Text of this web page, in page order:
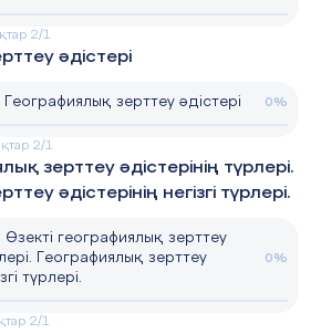
2/1
әдістері
зерттеу әдістері 0%
2/1
зерттеу әдістерінің түрлері.
әдістерінің негізгі түрлері.
географиялық зерттеу
Географиялық зерттеу
түрлері.
0%
2/1